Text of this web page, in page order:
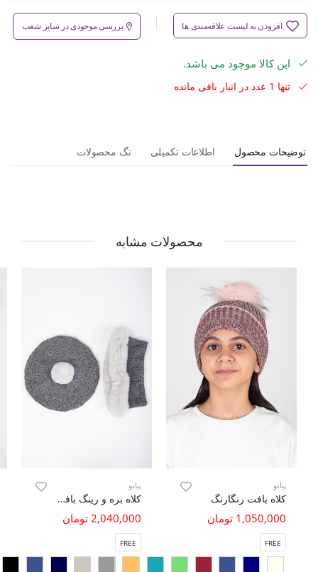
افزودن به لیست علاقه‌مندی ها بررسی موجودی در سایر شعب
این کالا موجود می باشد.
تنها 1 عدد در انبار باقی مانده
توضیحات محصول اطلاعات تکمیلی تگ محصولات
محصولات مشابه
پیانو
کلاه بافت رنگارنگ
1,050,000 تومان
FREE
پیانو
کلاه بره و رینگ بافت لبه خزه دار
2,040,000 تومان
FREE